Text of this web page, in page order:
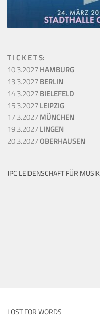
T I C K E T S:
10.3.2027HAMBURG
13.3.2027BERLIN
14.3.2027BIELEFELD
15.3.2027LEIPZIG
17.3.2027MÜNCHEN
19.3.2027LINGEN
20.3.2027OBERHAUSEN
JPC LEIDENSCHAFT FÜR MUSIK
LOST FOR WORDS